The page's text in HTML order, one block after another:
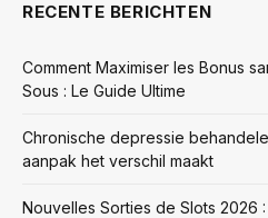
RECENTE BERICHTEN
Comment Maximiser les Bonus
Sous : Le Guide Ultime
Chronische depressie
aanpak het verschil maakt
Nouvelles Sorties de Slots 2026